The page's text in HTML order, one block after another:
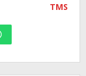
TMS